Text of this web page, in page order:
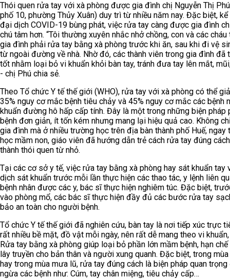
Thói quen rửa tay với xà phòng được gia đình chị Nguyễn Thị
phố 10, phường Thủy Xuân) duy trì từ nhiều năm nay. Đặc biệt,
đại dịch COVID-19 bùng phát, việc rửa tay càng được gia đình
chú tâm hơn. “Tôi thường xuyên nhắc nhở chồng, con và các cháu
gia đình phải rửa tay bằng xà phòng trước khi ăn, sau khi đi vệ
từ ngoài đường về nhà. Nhờ đó, các thành viên trong gia đình đã
tốt nhằm loại bỏ vi khuẩn khỏi bàn tay, tránh đưa tay lên mắt,
- chị Phú chia sẻ.
Theo Tổ chức Y tế thế giới (WHO), rửa tay với xà phòng có thể
35% nguy cơ mắc bệnh tiêu chảy và 45% nguy cơ mắc các bệnh
khuẩn đường hô hấp cấp tính. Đây là một trong những biện pháp
bệnh đơn giản, ít tốn kém nhưng mang lại hiệu quả cao. Không
gia đình mà ở nhiều trường học trên địa bàn thành phố Huế, ngay
học mầm non, giáo viên đã hướng dẫn trẻ cách rửa tay đúng
thành thói quen từ nhỏ.
Tại các cơ sở y tế, việc rửa tay bằng xà phòng hay sát khuẩn tay
dịch sát khuẩn trước mỗi lần thực hiện các thao tác, y lệnh liên
bệnh nhân được các y, bác sĩ thực hiện nghiêm túc. Đặc biệt,
vào phòng mổ, các bác sĩ thực hiện đầy đủ các bước rửa tay
bảo an toàn cho người bệnh.
Tổ chức Y tế thế giới đã nghiên cứu, bàn tay là nơi tiếp xúc trực
rất nhiều bề mặt, đồ vật mỗi ngày, nên rất dễ mang theo vi
Rửa tay bằng xà phòng giúp loại bỏ phần lớn mầm bệnh, hạn
lây truyền cho bản thân và người xung quanh. Đặc biệt, trong
hay trong mùa mưa lũ, rửa tay đúng cách là biện pháp quan trọng
ngừa các bệnh như: Cúm, tay chân miệng, tiêu chảy cấp…